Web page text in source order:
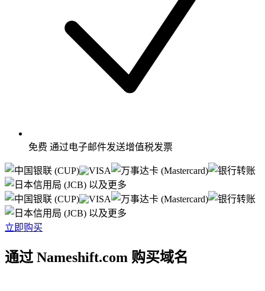
免费 通过电子邮件发送增值税发票
以及更多
以及更多
立即购买
通过 Nameshift.com 购买域名